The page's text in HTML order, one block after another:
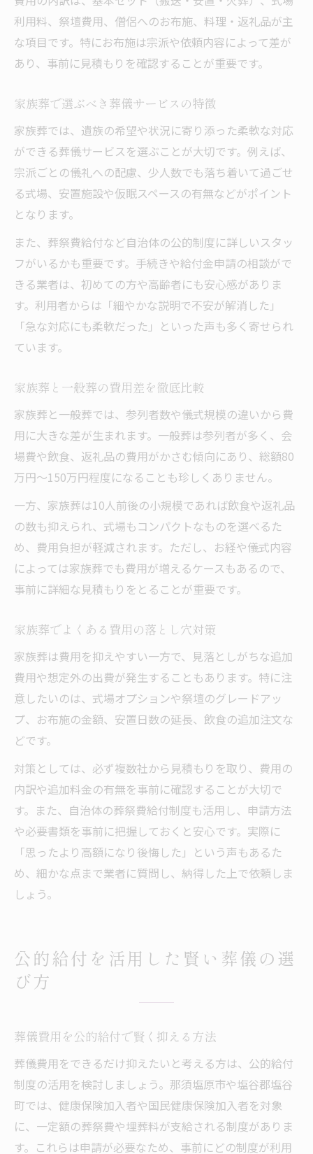
利用料、祭壇費用、僧侶へのお布施、料理・返礼品が主
な項目です。特にお布施は宗派や依頼内容によって差が
あり、事前に見積もりを確認することが重要です。
家族葬で選ぶべき葬儀サービスの特徴
家族葬では、遺族の希望や状況に寄り添った柔軟な対応
ができる葬儀サービスを選ぶことが大切です。例えば、
宗派ごとの儀礼への配慮、少人数でも落ち着いて過ごせ
る式場、安置施設や仮眠スペースの有無などがポイント
となります。
また、葬祭費給付など自治体の公的制度に詳しいスタッ
フがいるかも重要です。手続きや給付金申請の相談がで
きる業者は、初めての方や高齢者にも安心感がありま
す。利用者からは「細やかな説明で不安が解消した」
「急な対応にも柔軟だった」といった声も多く寄せられ
ています。
家族葬と一般葬の費用差を徹底比較
家族葬と一般葬では、参列者数や儀式規模の違いから費
用に大きな差が生まれます。一般葬は参列者が多く、会
場費や飲食、返礼品の費用がかさむ傾向にあり、総額80
万円〜150万円程度になることも珍しくありません。
一方、家族葬は10人前後の小規模であれば飲食や返礼品
の数も抑えられ、式場もコンパクトなものを選べるた
め、費用負担が軽減されます。ただし、お経や儀式内容
によっては家族葬でも費用が増えるケースもあるので、
事前に詳細な見積もりをとることが重要です。
家族葬でよくある費用の落とし穴対策
家族葬は費用を抑えやすい一方で、見落としがちな追加
費用や想定外の出費が発生することもあります。特に注
意したいのは、式場オプションや祭壇のグレードアッ
プ、お布施の金額、安置日数の延長、飲食の追加注文な
どです。
対策としては、必ず複数社から見積もりを取り、費用の
内訳や追加料金の有無を事前に確認することが大切で
す。また、自治体の葬祭費給付制度も活用し、申請方法
や必要書類を事前に把握しておくと安心です。実際に
「思ったより高額になり後悔した」という声もあるた
め、細かな点まで業者に質問し、納得した上で依頼しま
しょう。
公的給付を活用した賢い葬儀の選
び方
葬儀費用を公的給付で賢く抑える方法
葬儀費用をできるだけ抑えたいと考える方は、公的給付
制度の活用を検討しましょう。那須塩原市や塩谷郡塩谷
町では、健康保険加入者や国民健康保険加入者を対象
に、一定額の葬祭費や埋葬料が支給される制度がありま
す。これらは申請が必要なため、事前にどの制度が利用